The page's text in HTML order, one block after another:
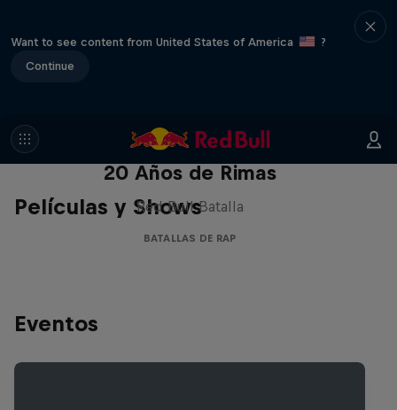
Want to see content from United States of America
?
Continue
Películas y Shows
Red Bull Batalla Nueva Historia:
20 Años de Rimas
Red Bull Batalla
BATALLAS DE RAP
Eventos